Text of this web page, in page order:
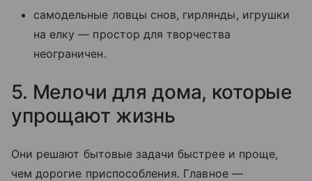
самодельные ловцы снов, гирлянды, игрушки
на елку — простор для творчества
неограничен.
5. Мелочи для дома, которые
упрощают жизнь
Они решают бытовые задачи быстрее и проще,
чем дорогие приспособления. Главное —